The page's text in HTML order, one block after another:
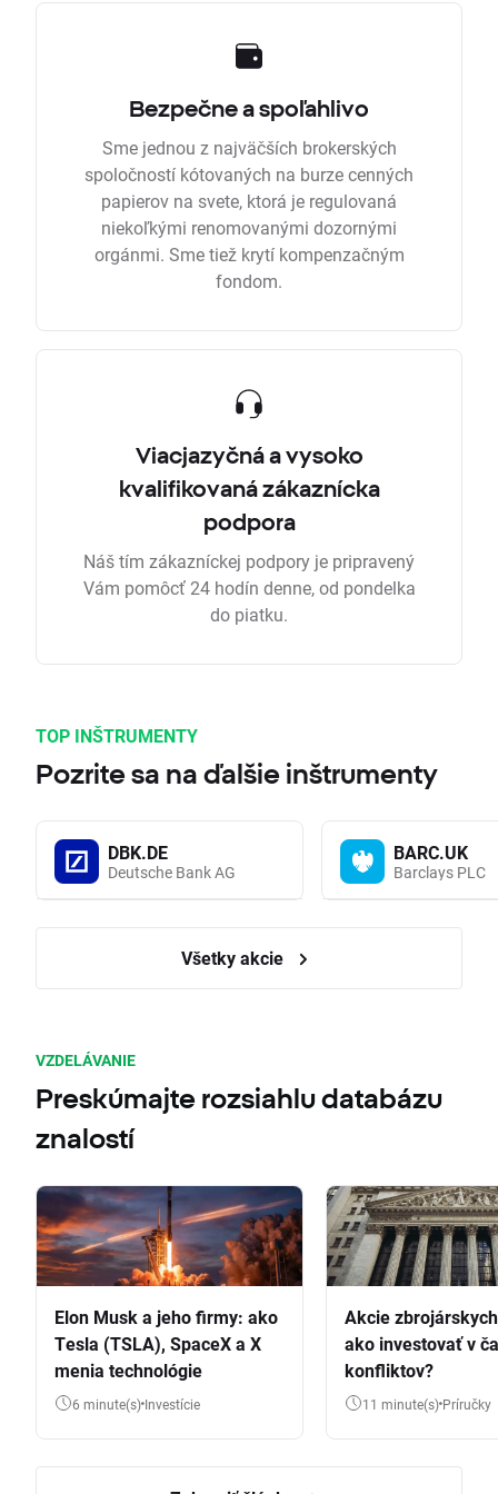
Bezpečne a spoľahlivo
Sme jednou z najväčších brokerských
spoločností kótovaných na burze cenných
papierov na svete, ktorá je regulovaná
niekoľkými renomovanými dozornými
orgánmi. Sme tiež krytí kompenzačným
fondom.
Viacjazyčná a vysoko
kvalifikovaná zákaznícka
podpora
Náš tím zákazníckej podpory je pripravený
Vám pomôcť 24 hodín denne, od pondelka
do piatku.
TOP INŠTRUMENTY
Pozrite sa na ďalšie inštrumenty
DBK.DE
Deutsche Bank AG
BARC.UK
Barclays PLC
Všetky akcie
VZDELÁVANIE
Preskúmajte rozsiahlu databázu
znalostí
Elon Musk a jeho firmy: ako
Tesla (TSLA), SpaceX a X
menia technológie
6 minute(s) Investície
Akcie
ako investovať v
konfliktov?
11 minute(s) Príručky